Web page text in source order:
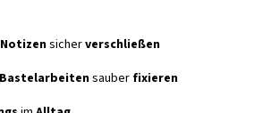
sicherverschließen
Bastelarbeitensauber fixieren